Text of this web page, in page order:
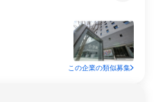
この企業の類似募集